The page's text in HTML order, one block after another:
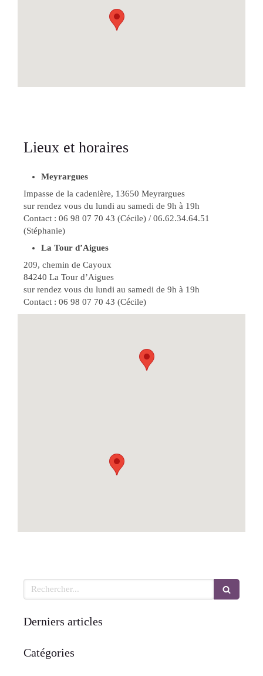
Lieux et horaires
Meyrargues
Impasse de la cadenière, 13650 Meyrargues
sur rendez vous du lundi au samedi de 9h à 19h
Contact : 06 98 07 70 43 (Cécile) / 06.62.34.64.51
(Stéphanie)
La Tour d’Aigues
209, chemin de Cayoux
84240 La Tour d’Aigues
sur rendez vous du lundi au samedi de 9h à 19h
Contact : 06 98 07 70 43 (Cécile)
Rechercher
Derniers articles
Catégories